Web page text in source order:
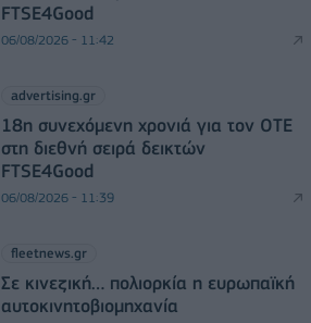
FTSE4Good
06/08/2026 - 11:42
advertising.gr
18η συνεχόμενη χρονιά για τον ΟΤΕ
στη διεθνή σειρά δεικτών
FTSE4Good
06/08/2026 - 11:39
fleetnews.gr
Σε κινεζική… πολιορκία η ευρωπαϊκή
αυτοκινητοβιομηχανία